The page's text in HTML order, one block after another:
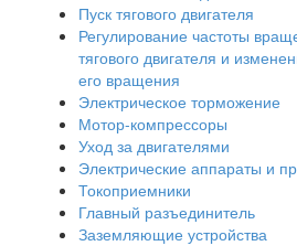
Пуск тягового двигателя
Регулирование частоты
тягового двигателя и
его вращения
Электрическое торможение
Мотор-компрессоры
Уход за двигателями
Электрические аппараты и
Токоприемники
Главный разъединитель
Заземляющие устройства